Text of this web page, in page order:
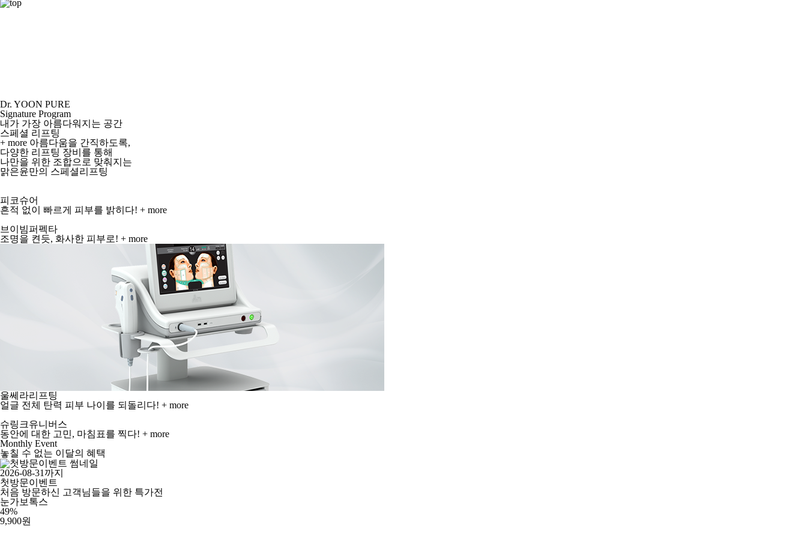
Dr. YOON PURE
Signature Program
내가 가장 아름다워지는 공간
스페셜 리프팅
+ more 아름다움을 간직하도록,
다양한 리프팅 장비를 통해
나만을 위한 조합으로 맞춰지는
맑은윤만의 스페셜리프팅
피코슈어
흔적 없이 빠르게 피부를 밝히다! + more
브이빔퍼펙타
조명을 켠듯, 화사한 피부로! + more
울쎄라리프팅
얼글 전체 탄력 피부 나이를 되돌리다! + more
슈링크유니버스
동안에 대한 고민, 마침표를 찍다! + more
Monthly Event
놓칠 수 없는 이달의 혜택
2026-08-31까지
첫방문이벤트
처음 방문하신 고객님들을 위한 특가전
눈가보톡스
49%
9,900원